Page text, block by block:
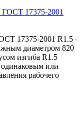
17375-2001 R1.5 -
диаметром 820
изгиба R1.5
одинаковым или
рабочего